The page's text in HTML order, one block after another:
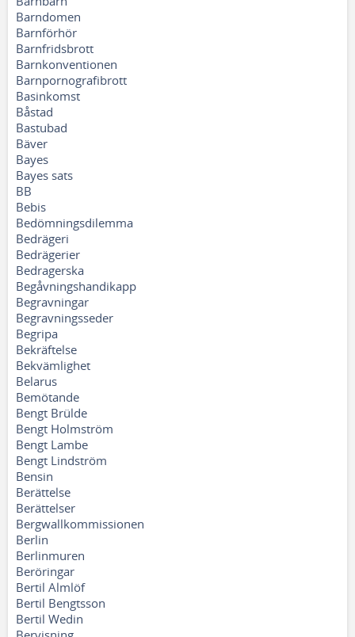
Barndomen
Barnförhör
Barnfridsbrott
Barnkonventionen
Barnpornografibrott
Basinkomst
Båstad
Bastubad
Bäver
Bayes
Bayes sats
BB
Bebis
Bedömningsdilemma
Bedrägeri
Bedrägerier
Bedragerska
Begåvningshandikapp
Begravningar
Begravningsseder
Begripa
Bekräftelse
Bekvämlighet
Belarus
Bemötande
Bengt Brülde
Bengt Holmström
Bengt Lambe
Bengt Lindström
Bensin
Berättelse
Berättelser
Bergwallkommissionen
Berlin
Berlinmuren
Beröringar
Bertil Almlöf
Bertil Bengtsson
Bertil Wedin